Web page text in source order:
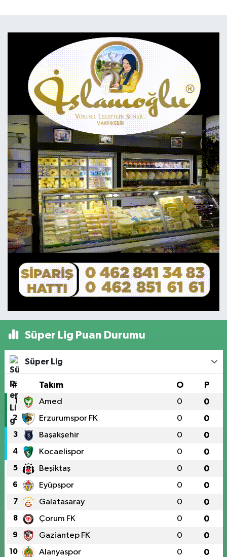
Süper Lig Puan Durumu
Süper Lig
# Takım O P
1 Amed 0 0
2 Erzurumspor FK 0 0
3 Başakşehir 0 0
4 Kocaelispor 0 0
5 Beşiktaş 0 0
6 Eyüpspor 0 0
7 Galatasaray 0 0
8 Çorum FK 0 0
9 Gaziantep FK 0 0
10 Alanyaspor 0 0